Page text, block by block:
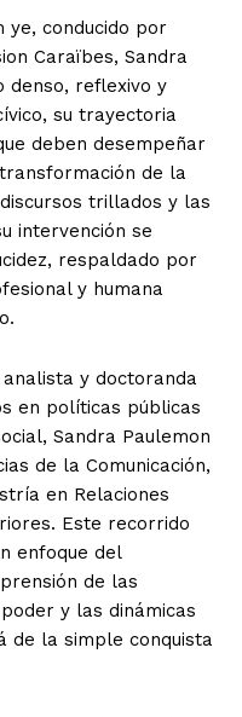
ye, conducido por
Caraïbes, Sandra
denso, reflexivo y
su trayectoria
deben desempeñar
de la
trillados y las
intervención se
respaldado por
y humana
y doctoranda
en políticas públicas
Sandra Paulemon
de la Comunicación,
en Relaciones
Este recorrido
enfoque del
de las
y las dinámicas
de la simple conquista